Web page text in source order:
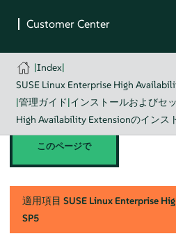
|Index|
SUSE Linux Enterprise High
|管理ガイド|インストールおよびセ
High Availability Extensionのインス
このページで
適用項目 SUSE Linux Enterprise
SP5